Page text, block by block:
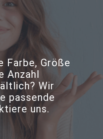
Farbe, Größe
Anzahl
Wir
passende
uns.